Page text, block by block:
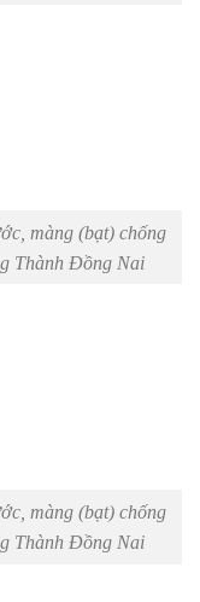
màng (bạt) chống
Thành Đồng Nai
màng (bạt) chống
Thành Đồng Nai